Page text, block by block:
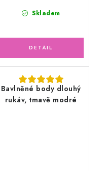
Skladem
Bavlněné body dlouhý
rukáv, tmavě modré